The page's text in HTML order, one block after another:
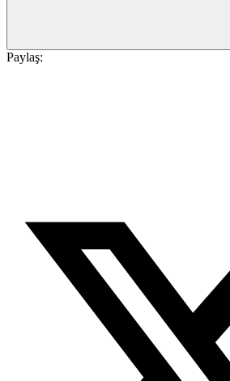
Paylaş: